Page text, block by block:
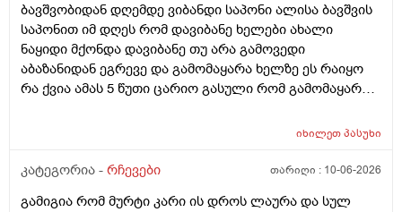
ბავშვობიდან დღემდე ვიბანდი საპონი ალისა ბავშვის
საპონით იმ დღეს რომ დავიბანე ხელები ახალი
ნაყიდი მქონდა დავიბანე თუ არა გამოვედი
აბაზანიდან ეგრევე და გამომაყარა ხელზე ეს რაიყო
რა ქვია ამას 5 წუთი ცარიო გასული რომ გამომაყარა
იხილეთპასუხი
კატეგორია - რჩევები თარიღი : 10-06-2026
გამიგია რომ მურტი კარი ის დროს ლაურა და სულ